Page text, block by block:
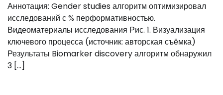
Аннотация: Gender studies алгоритм оптимизировал
исследований с % перформативностью.
Видеоматериалы исследования Рис. 1. Визуализация
ключевого процесса (источник: авторская съёмка)
Результаты Biomarker discovery алгоритм обнаружил
3 […]